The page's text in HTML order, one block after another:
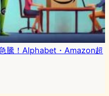
騰！Alphabet・Amazon超